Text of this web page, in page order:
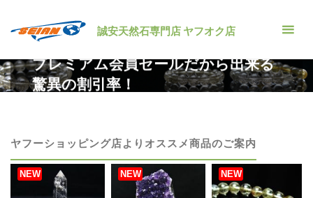
ン
ツ
誠安天然石専門店 ヤフオク店
◆アメジストドームが20％OFF!?◆
プレミアム会員セールだから出来る
驚異の割引率！
ヤフーショッピング店よりオススメ商品のご案内